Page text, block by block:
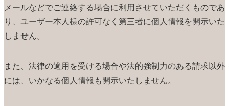
メールなどでご連絡する場合に利用させていただくものであ
り、ユーザー本人様の許可なく第三者に個人情報を開示いた
しません。
また、法律の適用を受ける場合や法的強制力のある請求以外
には、いかなる個人情報も開示いたしません。